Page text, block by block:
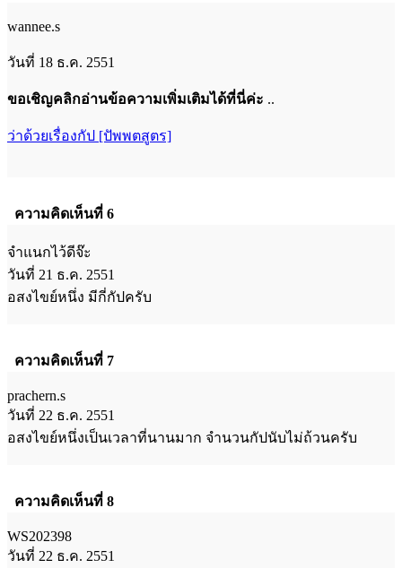
wannee.s
วันที่ 18 ธ.ค. 2551
ขอเชิญคลิกอ่านข้อความเพิ่มเติมได้ที่นี่ค่ะ ..
ว่าด้วยเรื่องกัป [ปัพพตสูตร]
ความคิดเห็นที่ 6
จำแนกไว้ดีจ๊ะ
วันที่ 21 ธ.ค. 2551
อสงไขย์หนึ่ง มีกี่กัปครับ
ความคิดเห็นที่ 7
prachern.s
วันที่ 22 ธ.ค. 2551
อสงไขย์หนึ่งเป็นเวลาที่นานมาก จำนวนกัปนับไม่ถ้วนครับ
ความคิดเห็นที่ 8
WS202398
วันที่ 22 ธ.ค. 2551